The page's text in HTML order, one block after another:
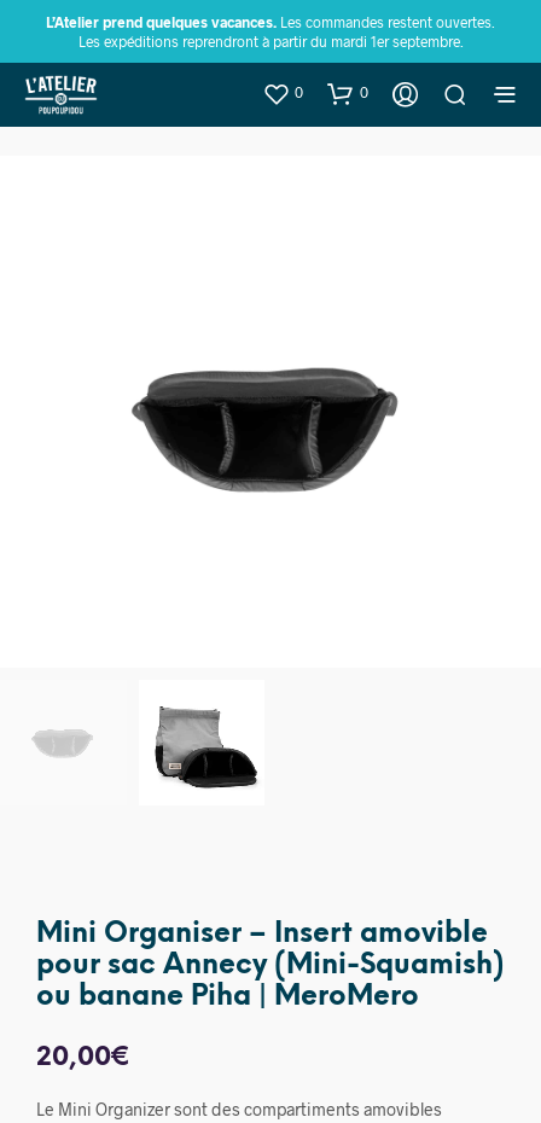
L’Atelier prend quelques vacances. Les commandes restent ouvertes.
Les expéditions reprendront à partir du mardi 1er septembre.
0 0
Mini Organiser – Insert amovible
pour sac Annecy (Mini-Squamish)
ou banane Piha | MeroMero
20,00€
Le Mini Organizer sont des compartiments amovibles